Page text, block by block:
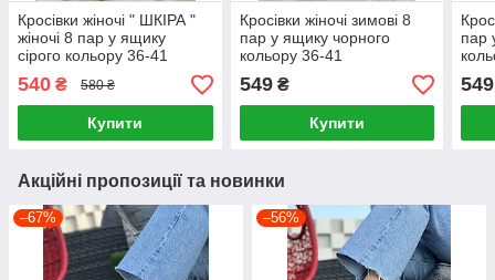
Кросівки жіночі " ШКІРА "
жіночі 8 пар у ящику
сірого кольору 36-41
540 ₴ 580 ₴
Купити
Кросівки жіночі зимові 8
пар у ящику чорного
кольору 36-41
549₴
Купити
пар
549
Акційні пропозиції та новинки
–67% –56%